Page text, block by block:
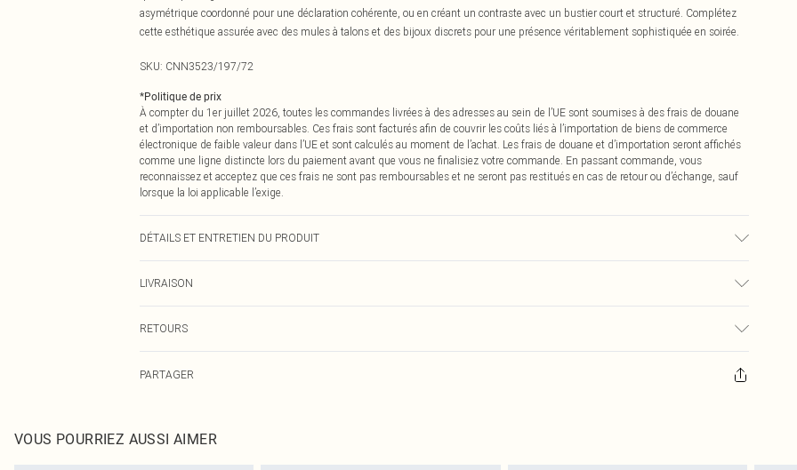
asymétrique coordonné pour une déclaration cohérente, ou en créant un contraste avec un bustier court et structuré. Complétez
cette esthétique assurée avec des mules à talons et des bijoux discrets pour une présence véritablement sophistiquée en soirée.
SKU: CNN3523/197/72
*Politique de prix
À compter du 1er juillet 2026, toutes les commandes livrées à des adresses au sein de l’UE sont soumises à des frais de douane
et d’importation non remboursables. Ces frais sont facturés afin de couvrir les coûts liés à l’importation de biens de commerce
électronique de faible valeur dans l’UE et sont calculés au moment de l’achat. Les frais de douane et d’importation seront affichés
comme une ligne distincte lors du paiement avant que vous ne finalisiez votre commande. En passant commande, vous
reconnaissez et acceptez que ces frais ne sont pas remboursables et ne seront pas restitués en cas de retour ou d’échange, sauf
lorsque la loi applicable l’exige.
DÉTAILS ET ENTRETIEN DU PRODUIT
LIVRAISON
€7.99
RETOURS
Veuillez noter que nous ne pouvons pas rembourser les masques tendance, les cosmétiques, les bijoux pour piercings, les jouets
également être essayées en intérieur. Les articles pour la maison, y compris le linge de lit, les matelas, les surmatelas et les
PARTAGER
VOUS POURRIEZ AUSSI AIMER